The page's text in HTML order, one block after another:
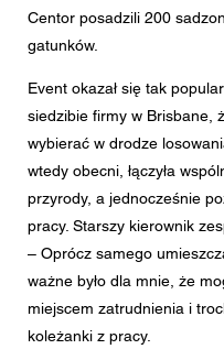
Centor posadzili 200
gatunków.
Event okazał się tak
siedzibie firmy w Brisbane,
wybierać w drodze
wtedy obecni, łączyła
przyrody, a jednocześnie
pracy. Starszy kierownik
– Oprócz samego
ważne było dla mnie, że
miejscem zatrudnienia i
koleżanki z pracy.